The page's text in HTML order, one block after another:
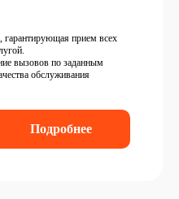
гарантирующая прием всех
вызовов по заданным
обслуживания
Подробнее